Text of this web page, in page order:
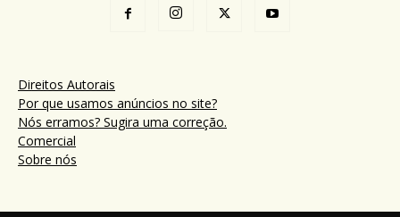
Direitos Autorais
Por que usamos anúncios no site?
Nós erramos? Sugira uma correção.
Comercial
Sobre nós